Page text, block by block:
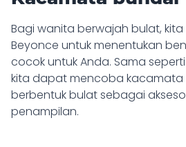
Bagi wanita berwajah bulat,
Beyonce untuk menentukan
cocok untuk Anda. Sama
kita dapat mencoba kacamata
berbentuk bulat sebagai
penampilan.